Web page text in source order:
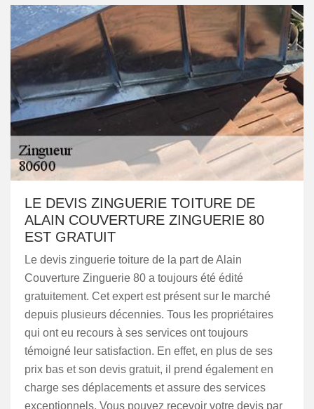
LE DEVIS ZINGUERIE TOITURE DE
ALAIN COUVERTURE ZINGUERIE 80
EST GRATUIT
Le devis zinguerie toiture de la part de Alain
Couverture Zinguerie 80 a toujours été édité
gratuitement. Cet expert est présent sur le marché
depuis plusieurs décennies. Tous les propriétaires
qui ont eu recours à ses services ont toujours
témoigné leur satisfaction. En effet, en plus de ses
prix bas et son devis gratuit, il prend également en
charge ses déplacements et assure des services
exceptionnels. Vous pouvez recevoir votre devis par